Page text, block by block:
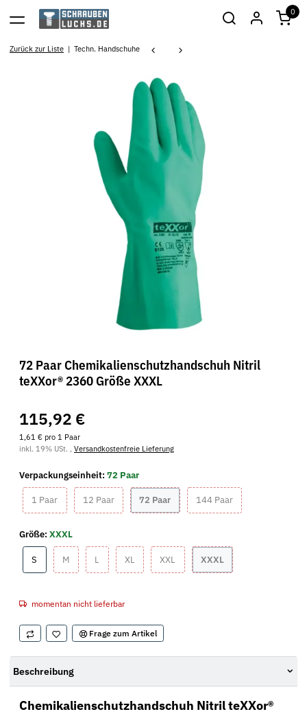
0
Zurück zur Liste Techn. Handschuhe
72 Paar Chemikalienschutzhandschuh Nitril
teXXor® 2360 Größe XXXL
115,92 €
1,61 € pro 1 Paar
inkl. 19% USt. , Versandkostenfreie Lieferung
Verpackungseinheit: 72 Paar
1 Paar1 Paar 12 Paar12 Paar72 Paar72 Paar144 Paar144 Paar
Größe: XXXL
S MM L XL XL XXL XXL XXXLXXXL
momentan nicht lieferbar
Frage zum Artikel
Beschreibung
Chemikalienschutzhandschuh Nitril teXXor®